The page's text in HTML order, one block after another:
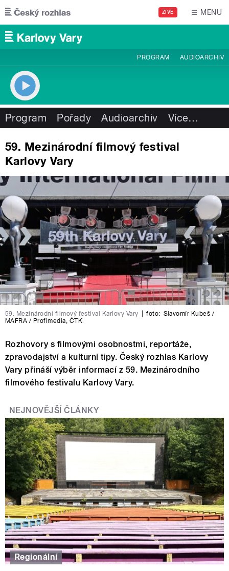
Přejít k hlavnímu obsahu
ŽIVĚ MENU
PROGRAM AUDIOARCHIV
Program Pořady Audioarchiv Více…
59. Mezinárodní filmový festival
Karlovy Vary
59. Mezinárodní filmový festival Karlovy Vary foto: Slavomír Kubeš /
MAFRA / Profimedia, ČTK
Rozhovory s filmovými osobnostmi, reportáže,
zpravodajství a kulturní tipy. Český rozhlas Karlovy
Vary přináší výběr informací z 59. Mezinárodního
filmového festivalu Karlovy Vary.
NEJNOVĚJŠÍ ČLÁNKY
Regionální